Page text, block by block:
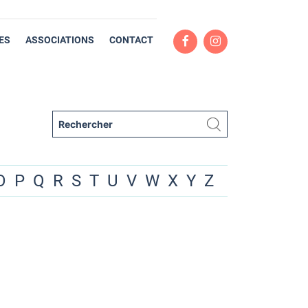
ASSOCIATIONS CONTACT
P Q R S T U V W X Y Z